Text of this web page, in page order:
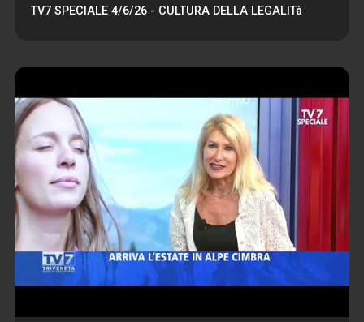
TV7 SPECIALE 4/6/26 - CULTURA DELLA LEGALITà